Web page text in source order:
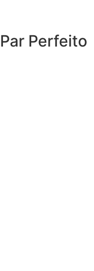
Par Perfeito